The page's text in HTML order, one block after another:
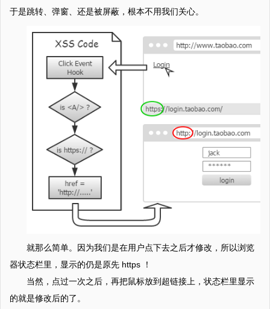
于是跳转、弹窗、还是被屏蔽，根本不用我们关心。
就那么简单。因为我们是在用户点下去之后才修改，所以浏览
器状态栏里，显示的仍是原先 https ！
当然，点过一次之后，再把鼠标放到超链接上，状态栏里显示
的就是修改后的了。